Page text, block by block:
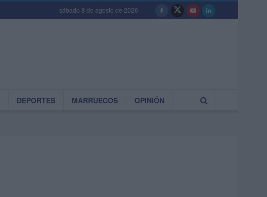
sábado 8 de agosto de 2026
DEPORTES MARRUECOS OPINIÓN